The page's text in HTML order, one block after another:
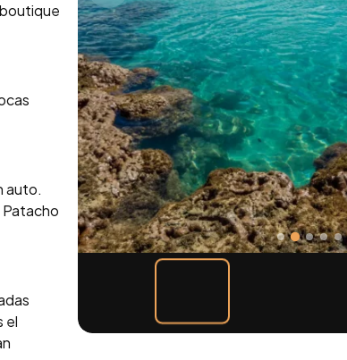
auto.
el